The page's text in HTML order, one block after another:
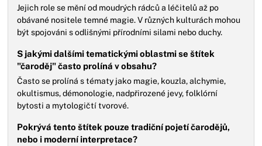
Jejich role se mění od moudrých rádců a léčitelů až po
obávané nositele temné magie. V různých kulturách mohou
být spojováni s odlišnými přírodními silami nebo duchy.
S jakými dalšími tematickými oblastmi se štítek
"čaroděj" často prolíná v obsahu?
Často se prolíná s tématy jako magie, kouzla, alchymie,
okultismus, démonologie, nadpřirozené jevy, folklórní
bytosti a mytologičtí tvorové.
Pokrývá tento štítek pouze tradiční pojetí čarodějů,
nebo i moderní interpretace?